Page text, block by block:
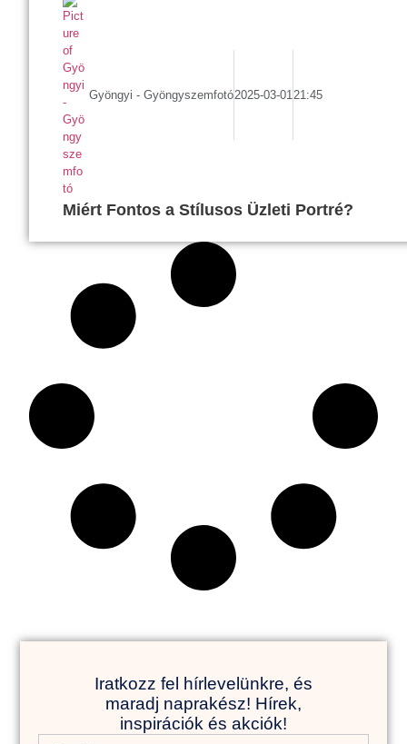
Gyöngyi - Gyöngyszemfotó2025-03-01 21:45
Miért Fontos a Stílusos Üzleti Portré?
Iratkozz fel hírlevelünkre, és
maradj naprakész! Hírek,
inspirációk és akciók!